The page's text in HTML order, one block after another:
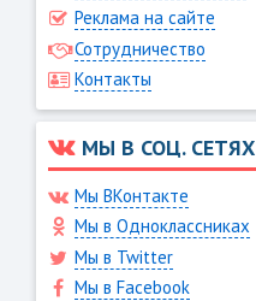
Реклама на сайте
Сотрудничество
Контакты
МЫ В СОЦ. СЕТЯХ
Мы ВКонтакте
Мы в Одноклассниках
Мы в Twitter
Мы в Facebook